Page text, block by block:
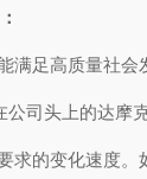
满足高质量社
公司头上的达
求的变化速度。